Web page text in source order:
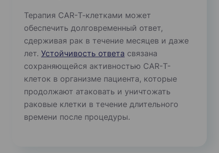
Терапия CAR-Т-клетками может
обеспечить долговременный ответ,
сдерживая рак в течение месяцев и даже
лет. Устойчивость ответа связана
сохраняющейся активностью CAR-Т-
клеток в организме пациента, которые
продолжают атаковать и уничтожать
раковые клетки в течение длительного
времени после процедуры.